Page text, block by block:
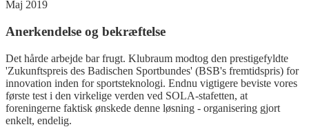
Maj 2019
Anerkendelse og bekræftelse
Det hårde arbejde bar frugt. Klubraum modtog den prestigefyldte
'Zukunftspreis des Badischen Sportbundes' (BSB's fremtidspris) for
innovation inden for sportsteknologi. Endnu vigtigere beviste vores
første test i den virkelige verden ved SOLA-stafetten, at
foreningerne faktisk ønskede denne løsning - organisering gjort
enkelt, endelig.